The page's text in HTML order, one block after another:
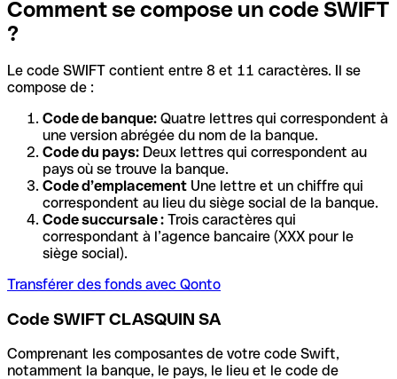
Comment se compose un code SWIFT
?
Le code SWIFT contient entre 8 et 11 caractères. Il se
compose de :
Code de banque: Quatre lettres qui correspondent à
une version abrégée du nom de la banque.
Code du pays: Deux lettres qui correspondent au
pays où se trouve la banque.
Code d’emplacement Une lettre et un chiffre qui
correspondent au lieu du siège social de la banque.
Code succursale : Trois caractères qui
correspondant à l’agence bancaire (XXX pour le
siège social).
Transférer des fonds avec Qonto
Code SWIFT CLASQUIN SA
Comprenant les composantes de votre code Swift,
notamment la banque, le pays, le lieu et le code de